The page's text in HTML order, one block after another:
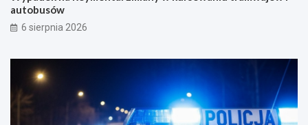
n
a
u
w
w
i
a
u
autobusów
6 sierpnia 2026